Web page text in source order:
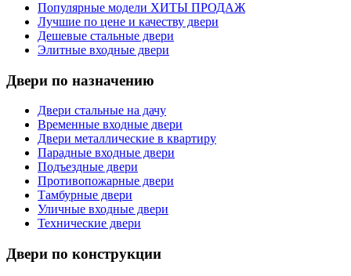
Популярные модели ХИТЫ ПРОДАЖ
Лучшие по цене и качеству двери
Дешевые стальные двери
Элитные входные двери
Двери по назначению
Двери стальные на дачу
Временные входные двери
Двери металлические в квартиру
Парадные входные двери
Подъездные двери
Противопожарные двери
Тамбурные двери
Уличные входные двери
Технические двери
Двери по конструкции